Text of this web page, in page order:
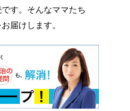
す。そんなママたち
届けします。